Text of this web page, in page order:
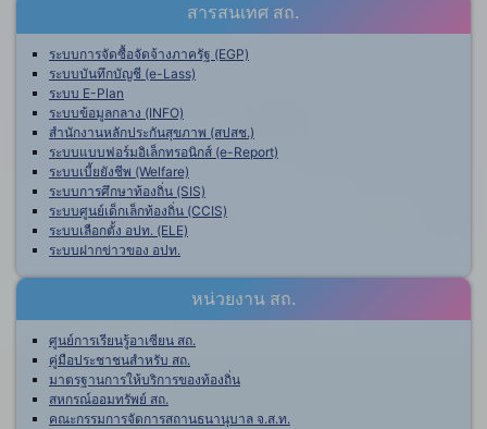
สารสนเทศ สถ.
ระบบการจัดซื้อจัดจ้างภาครัฐ (EGP)
ระบบบันทึกบัญชี (e-Lass)
ระบบ E-Plan
ระบบข้อมูลกลาง (INFO)
สำนักงานหลักประกันสุขภาพ (สปสช.)
ระบบแบบฟอร์มอิเล็กทรอนิกส์ (e-Report)
ระบบเบี้ยยังชีพ (Welfare)
ระบบการศึกษาท้องถิ่น (SIS)
ระบบศูนย์เด็กเล็กท้องถิ่น (CCIS)
ระบบเลือกตั้ง อปท. (ELE)
ระบบฝากข่าวของ อปท.
หน่วยงาน สถ.
ศูนย์การเรียนรู้อาเซียน สถ.
คู่มือประชาชนสำหรับ สถ.
มาตรฐานการให้บริการของท้องถิ่น
สหกรณ์ออมทรัพย์ สถ.
คณะกรรมการจัดการสถานธนานุบาล จ.ส.ท.